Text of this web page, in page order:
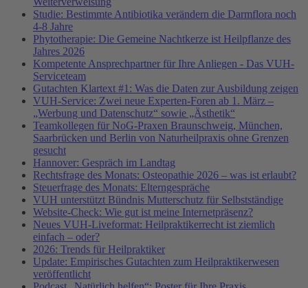
Studie: Bestimmte Antibiotika verändern die Darmflora noch
4-8 Jahre
Phytotherapie: Die Gemeine Nachtkerze ist Heilpflanze des
Jahres 2026
Kompetente Ansprechpartner für Ihre Anliegen - Das VUH-
Serviceteam
Gutachten Klartext #1: Was die Daten zur Ausbildung zeigen
VUH-Service: Zwei neue Experten-Foren ab 1. März –
„Werbung und Datenschutz“ sowie „Ästhetik“
Teamkollegen für NoG-Praxen Braunschweig, München,
Saarbrücken und Berlin von Naturheilpraxis ohne Grenzen
gesucht
Hannover: Gespräch im Landtag
Rechtsfrage des Monats: Osteopathie 2026 – was ist erlaubt?
Steuerfrage des Monats: Elterngespräche
VUH unterstützt Bündnis Mutterschutz für Selbstständige
Website-Check: Wie gut ist meine Internetpräsenz?
Neues VUH-Liveformat: Heilpraktikerrecht ist ziemlich
einfach – oder?
2026: Trends für Heilpraktiker
Update: Empirisches Gutachten zum Heilpraktikerwesen
veröffentlicht